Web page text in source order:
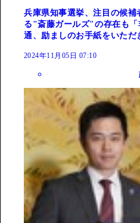
兵庫県知事選挙、注目の候
る"斎藤ガールズ"の存在も「
通、励ましのお手紙をいただ
2024年11月05日 07:10